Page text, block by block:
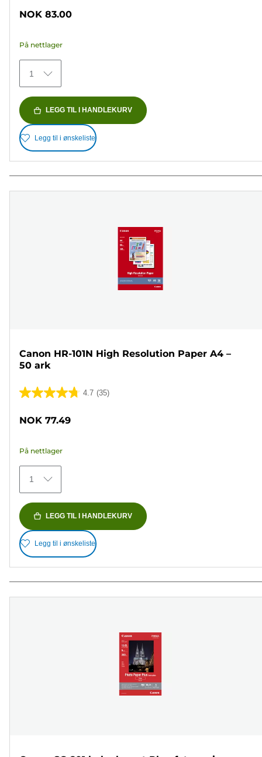
374
omtaler
NOK 83.00
På nettlager
1
LEGG TIL I HANDLEKURV
Legg til i ønskeliste
Canon HR-101N High Resolution Paper A4 –
50 ark
4.7 (35)
4.7
5
35
omtaler
NOK 77.49
På nettlager
1
LEGG TIL I HANDLEKURV
Legg til i ønskeliste